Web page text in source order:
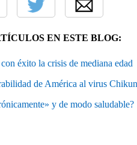
EN ESTE BLOG:
éxito la crisis de mediana edad
de América al virus
y de modo saludable?